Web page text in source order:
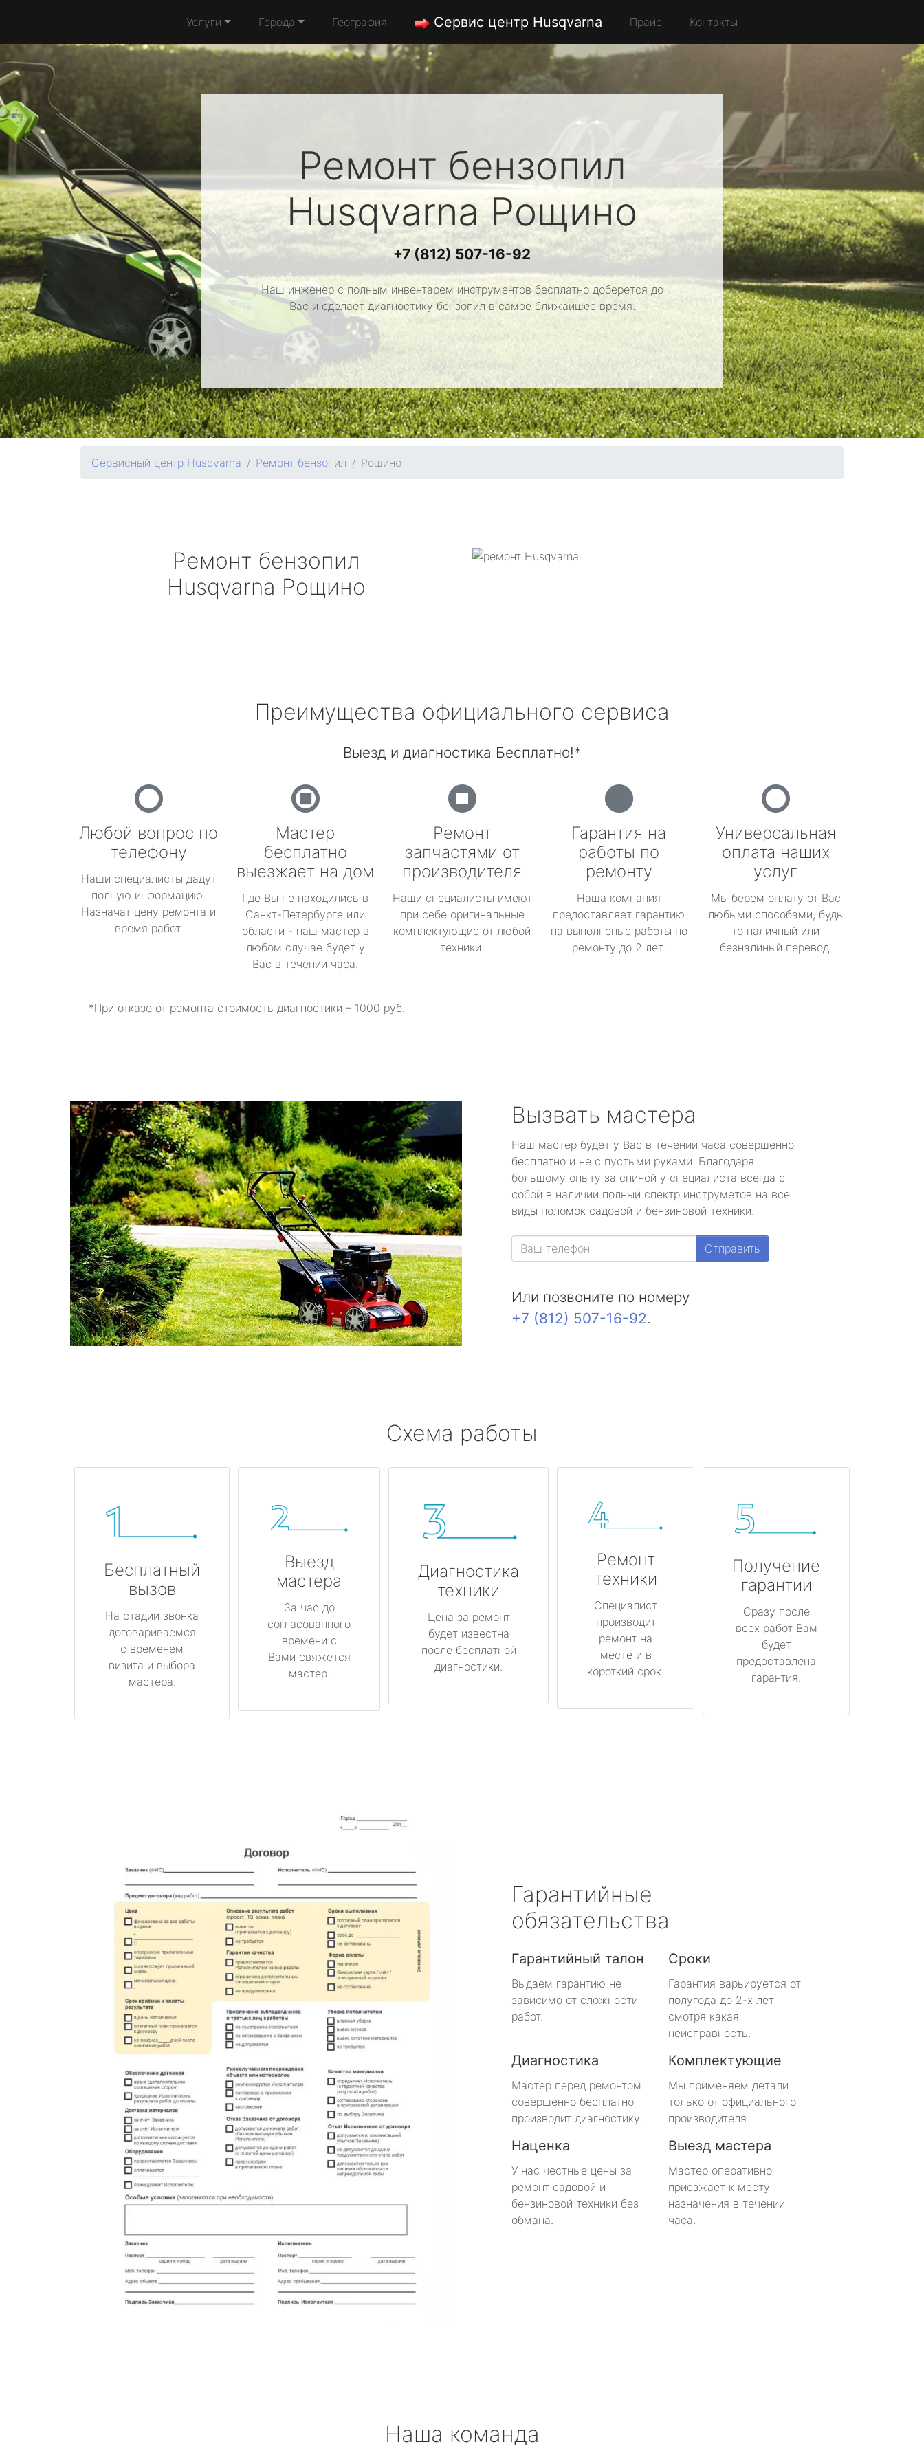
Услуги Города География Сервис центр Husqvarna Прайс Контакты
Ремонт бензопил
HusqvarnaРощино
+7 (812) 507-16-92
Наш инженер с полным инвентарем инструментов бесплатно доберется до
Вас и сделает диагностику бензопил в самое ближайшее время.
Сервисный центр Husqvarna Ремонт бензопил Рощино
Ремонт бензопил
Husqvarna Рощино
Преимущества официального сервиса
Выезд и диагностика Бесплатно!*
Любой вопрос по
телефону
Наши специалисты дадут
полную информацию.
Назначат цену ремонта и
время работ.
Мастер
бесплатно
выезжает на дом
Где Вы не находились в
Санкт-Петербурге или
области - наш мастер в
любом случае будет у
Вас в течении часа.
Ремонт
запчастями от
производителя
Наши специалисты имеют
при себе оригинальные
комплектующие от любой
техники.
Гарантия на
работы по
ремонту
Наша компания
предоставляет гарантию
на выполненые работы по
ремонту до 2 лет.
Универсальная
оплата наших
услуг
Мы берем оплату от Вас
любыми способами, будь
то наличный или
безналиный перевод.
*При отказе от ремонта стоимость диагностики – 1000 руб.
Вызвать мастера
Наш мастер будет у Вас в течении часа совершенно
бесплатно и не с пустыми руками. Благодаря
большому опыту за спиной у специалиста всегда с
собой в наличии полный спектр инструметов на все
виды поломок садовой и бензиновой техники.
Отправить
Или позвоните по номеру
+7 (812) 507-16-92.
Схема работы
Бесплатный
вызов
На стадии звонка
договариваемся
с временем
визита и выбора
мастера.
Выезд
мастера
За час до
согласованного
времени с
Вами свяжется
мастер.
Диагностика
техники
Цена за ремонт
будет известна
после бесплатной
диагностики.
Ремонт
техники
Специалист
производит
ремонт на
месте и в
короткий срок.
Получение
гарантии
Сразу после
всех работ Вам
будет
предоставлена
гарантия.
Гарантийные
обязательства
Гарантийный талон
Выдаем гарантию не
зависимо от сложности
работ.
Сроки
Гарантия варьируется от
полугода до 2-х лет
смотря какая
неисправность.
Диагностика
Мастер перед ремонтом
совершенно бесплатно
производит диагностику.
Комплектующие
Мы применяем детали
только от официального
производителя.
Наценка
У нас честные цены за
ремонт садовой и
бензиновой техники без
обмана.
Выезд мастера
Мастер оперативно
приезжает к месту
назначения в течении
часа.
Наша команда